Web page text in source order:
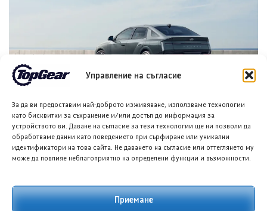
Управление на съгласие
За да ви предоставим най-доброто изживяване, използваме технологии
като бисквитки за съхранение и/или достъп до информация за
устройството ви. Даване на съгласие за тези технологии ще ни позволи да
обработваме данни като поведението при сърфиране или уникални
идентификатори на това сайта. Не даването на съгласие или оттеглянето му
може да повлияе неблагоприятно на определени функции и възможности.
Приемане
дебютира в Южна Корея
5 АВГ. 2026 НИКОЛА СТОЯНОВ